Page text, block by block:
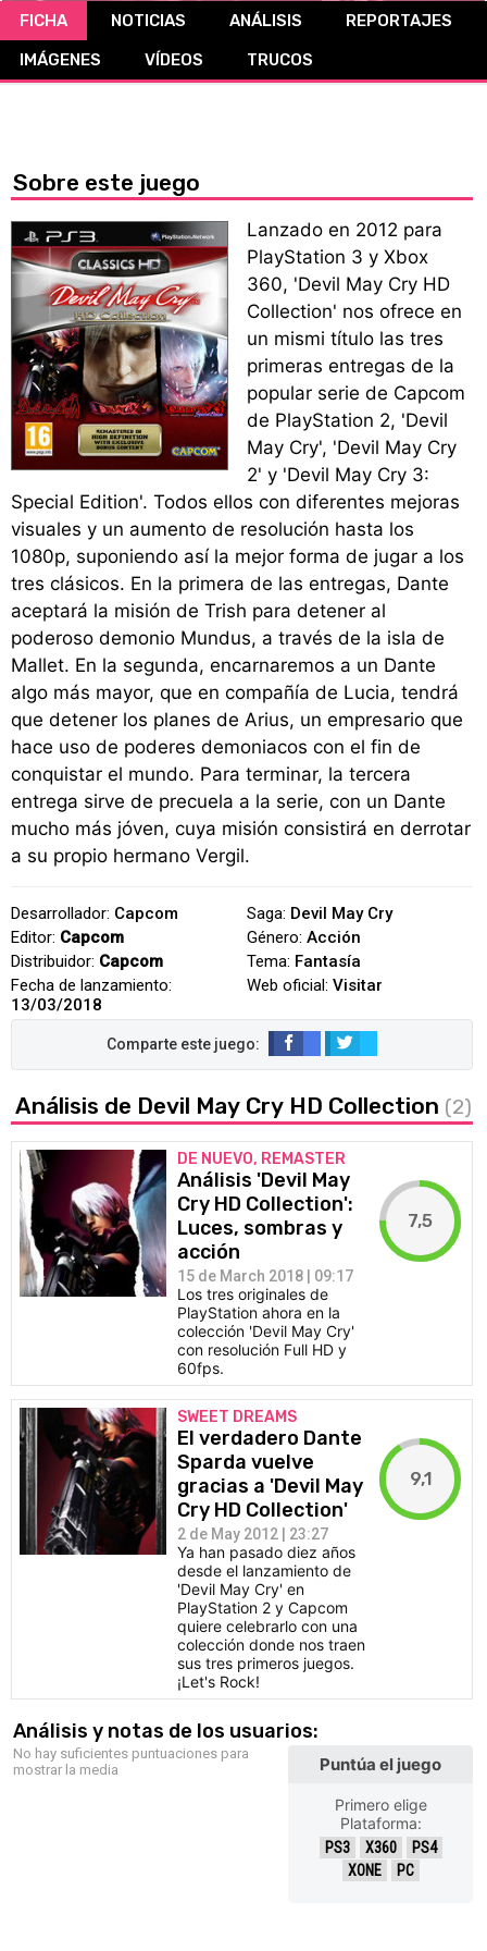
CÓMICS
FICHA NOTICIAS ANÁLISIS
REPORTAJES
IMÁGENES
VÍDEOS TRUCOS
Sobre este juego
Lanzado en 2012 para
PlayStation 3 y Xbox
360, 'Devil May Cry HD
Collection' nos ofrece en
un mismi título las tres
primeras entregas de la
popular serie de Capcom
de PlayStation 2, 'Devil
May Cry', 'Devil May Cry
2' y 'Devil May Cry 3:
Special Edition'. Todos ellos con diferentes mejoras
visuales y un aumento de resolución hasta los
1080p, suponiendo así la mejor forma de jugar a los
tres clásicos. En la primera de las entregas, Dante
aceptará la misión de Trish para detener al
poderoso demonio Mundus, a través de la isla de
Mallet. En la segunda, encarnaremos a un Dante
algo más mayor, que en compañía de Lucia, tendrá
que detener los planes de Arius, un empresario que
hace uso de poderes demoniacos con el fin de
conquistar el mundo. Para terminar, la tercera
entrega sirve de precuela a la serie, con un Dante
mucho más jóven, cuya misión consistirá en derrotar
a su propio hermano Vergil.
Desarrollador: Capcom
Editor: Capcom
Distribuidor: Capcom
Fecha de lanzamiento:
13/03/2018
Saga: Devil May Cry
Género: Acción
Tema: Fantasía
Web oficial: Visitar
Análisis de Devil May Cry HD Collection (2)
DE NUEVO, REMASTER
Análisis 'Devil May
Cry HD Collection':
Luces, sombras y
acción
15 de March 2018 | 09:17
Los tres originales de
PlayStation ahora en la
colección 'Devil May Cry'
con resolución Full HD y
60fps.
7,5
SWEET DREAMS
El verdadero Dante
Sparda vuelve
gracias a 'Devil May
Cry HD Collection'
2 de May 2012 | 23:27
Ya han pasado diez años
desde el lanzamiento de
'Devil May Cry' en
PlayStation 2 y Capcom
quiere celebrarlo con una
colección donde nos traen
sus tres primeros juegos.
¡Let's Rock!
9,1
Análisis y notas de los usuarios:
No hay suficientes puntuaciones para
mostrar la media
Puntúa el juego
Primero elige
Plataforma:
PS3 X360
PS4
XONE
PC